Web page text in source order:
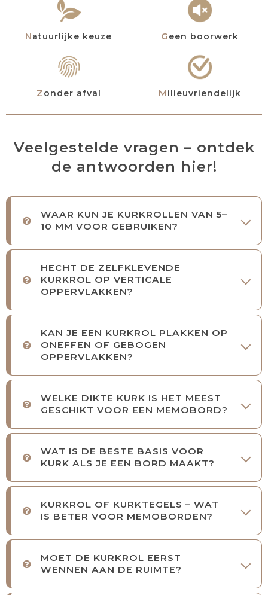
Natuurlijke keuze Geen boorwerk
Zonder afval Milieuvriendelijk
Veelgestelde vragen – ontdek
de antwoorden hier!
WAAR KUN JE KURKROLLEN VAN 5–
10 MM VOOR GEBRUIKEN?
HECHT DE ZELFKLEVENDE
KURKROL OP VERTICALE
OPPERVLAKKEN?
KAN JE EEN KURKROL PLAKKEN OP
ONEFFEN OF GEBOGEN
OPPERVLAKKEN?
WELKE DIKTE KURK IS HET MEEST
GESCHIKT VOOR EEN MEMOBORD?
WAT IS DE BESTE BASIS VOOR
KURK ALS JE EEN BORD MAAKT?
KURKROL OF KURKTEGELS – WAT
IS BETER VOOR MEMOBORDEN?
MOET DE KURKROL EERST
WENNEN AAN DE RUIMTE?